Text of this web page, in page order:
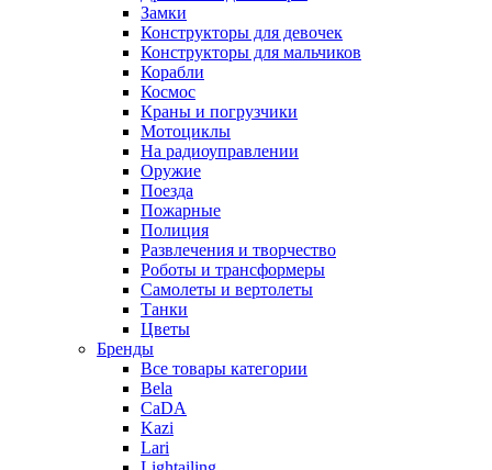
Замки
Конструкторы для девочек
Конструкторы для мальчиков
Корабли
Космос
Краны и погрузчики
Мотоциклы
На радиоуправлении
Оружие
Поезда
Пожарные
Полиция
Развлечения и творчество
Роботы и трансформеры
Самолеты и вертолеты
Танки
Цветы
Бренды
Все товары категории
Bela
CaDA
Kazi
Lari